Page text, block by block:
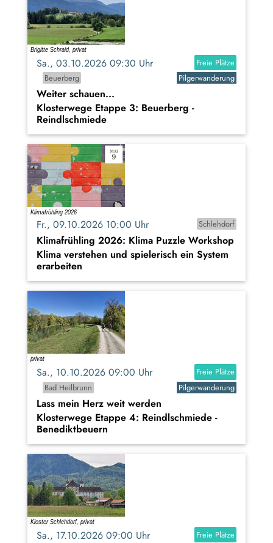
Sa., 03.10.2026 09:30 Uhr
Freie Plätze
Beuerberg
Pilgerwanderung
Weiter schauen...
Klosterwege Etappe 3: Beuerberg -
Reindlschmiede
Fr., 09.10.2026 10:00 Uhr Schlehdorf
Klimafrühling 2026: Klima Puzzle Workshop
Klima verstehen und spielerisch ein System
erarbeiten
Sa., 10.10.2026 09:00 Uhr
Freie Plätze
Bad Heilbrunn
Pilgerwanderung
Lass mein Herz weit werden
Klosterwege Etappe 4: Reindlschmiede -
Benediktbeuern
Sa., 17.10.2026 09:00 Uhr
Freie Plätze